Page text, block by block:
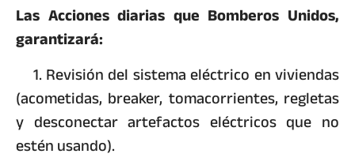
Las Acciones diarias que Bomberos Unidos,
garantizará:
1. Revisión del sistema eléctrico en viviendas
(acometidas, breaker, tomacorrientes, regletas
y desconectar artefactos eléctricos que no
estén usando).